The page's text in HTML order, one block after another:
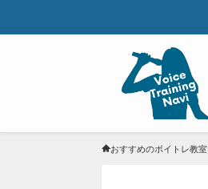
おすすめのボイトレ教室